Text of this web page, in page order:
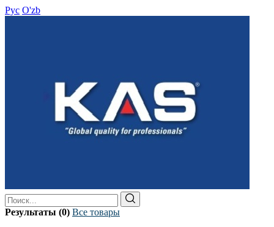
Рус O'zb
Результаты (0) Все товары